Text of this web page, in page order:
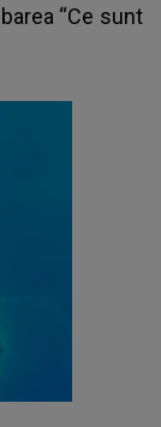
“Ce sunt